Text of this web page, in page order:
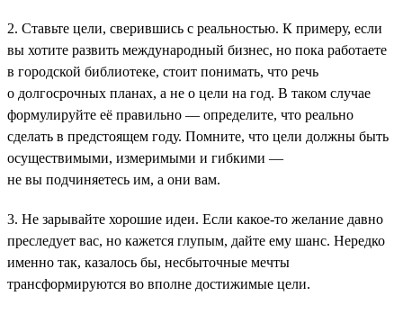
2. Ставьте цели, сверившись с реальностью. К примеру, если
вы хотите развить международный бизнес, но пока работаете
в городской библиотеке, стоит понимать, что речь
о долгосрочных планах, а не о цели на год. В таком случае
формулируйте её правильно — определите, что реально
сделать в предстоящем году. Помните, что цели должны быть
осуществимыми, измеримыми и гибкими —
не вы подчиняетесь им, а они вам.
3. Не зарывайте хорошие идеи. Если какое-то желание давно
преследует вас, но кажется глупым, дайте ему шанс. Нередко
именно так, казалось бы, несбыточные мечты
трансформируются во вполне достижимые цели.